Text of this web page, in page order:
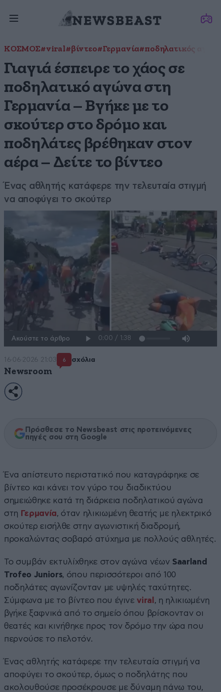
ΚΟΣΜΟΣ#viral#βίντεο#Γερμανία#ποδηλατικός
Γιαγιά έσπειρε το χάος σε
ποδηλατικό αγώνα στη
Γερμανία – Βγήκε με το
σκούτερ στο δρόμο και
ποδηλάτες βρέθηκαν στον
αέρα – Δείτε το βίντεο
Ένας αθλητής κατάφερε την τελευταία στιγμή
να αποφύγει το σκούτερ
Ακούστε το άρθρο
16·06·2026 21:03 6 σχόλια
Newsroom
Πρόσθεσε το Newsbeast στις προτεινόμενες
πηγές σου στη Google
Ένα απίστευτο περιστατικό που καταγράφηκε σε
βίντεο και κάνει τον γύρο του διαδικτύου
σημειώθηκε κατά τη διάρκεια ποδηλατικού αγώνα
στη Γερμανία, όταν ηλικιωμένη θεατής με ηλεκτρικό
σκούτερ εισήλθε στην αγωνιστική διαδρομή,
προκαλώντας σοβαρό ατύχημα με πολλούς αθλητές.
Το συμβάν εκτυλίχθηκε στον αγώνα νέων Saarland
Trofeo Juniors, όπου περισσότεροι από 100
ποδηλάτες αγωνίζονταν με υψηλές ταχύτητες.
Σύμφωνα με το βίντεο που έγινεviral , η ηλικιωμένη
βγήκε ξαφνικά από το σημείο όπου βρίσκονταν οι
θεατές και κινήθηκε προς τον δρόμο την ώρα που
περνούσε το πελοτόν.
Ένας αθλητής κατάφερε την τελευταία στιγμή να
αποφύγει το σκούτερ, όμως ο ποδηλάτης που
ακολουθούσε προσέκρουσε με δύναμη πάνω του,